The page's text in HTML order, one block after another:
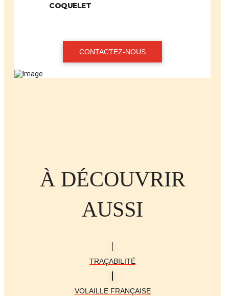
COQUELET
CONTACTEZ-NOUS
À DÉCOUVRIR
AUSSI
TRAÇABILITÉ
VOLAILLE FRANÇAISE